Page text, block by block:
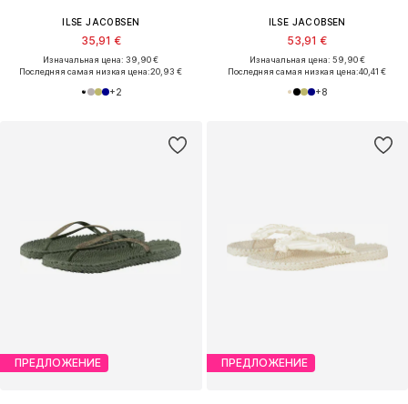
ILSE JACOBSEN
35,91 €
Изначальная цена: 39,90 €
Последняя самая низкая цена:20,93 €
+2
ILSE JACOBSEN
53,91 €
Изначальная цена: 59,90 €
Последняя самая низкая цена:40,41 €
+8
ПРЕДЛОЖЕНИЕ ПРЕДЛОЖЕНИЕ